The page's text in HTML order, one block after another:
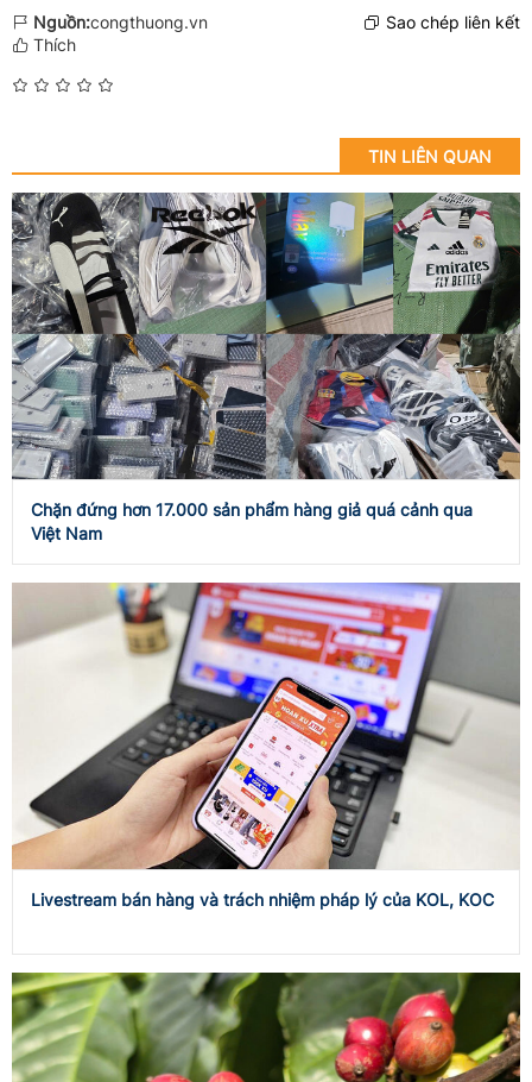
Nguồn:congthuong.vn
Sao chép liên kết
Thích
TIN LIÊN QUAN
Chặn đứng hơn 17.000 sản phẩm hàng giả quá cảnh qua
Việt Nam
Livestream bán hàng và trách nhiệm pháp lý của KOL, KOC